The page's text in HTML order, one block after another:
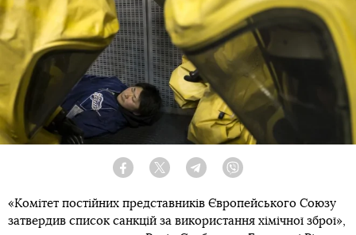
Facebook Twitter Telegram
«Комітет постійних представників Європейського Cоюзу
затвердив список санкцій за використання хімічної зброї»,